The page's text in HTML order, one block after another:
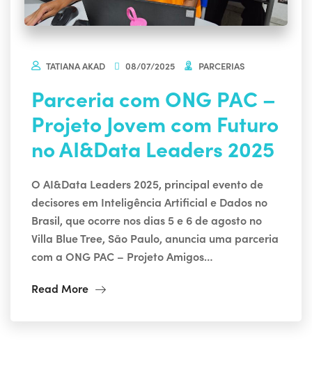
TATIANA AKAD 08/07/2025 PARCERIAS
Parceria com ONG PAC –
Projeto Jovem com Futuro
no AI&Data Leaders 2025
O AI&Data Leaders 2025, principal evento de
decisores em Inteligência Artificial e Dados no
Brasil, que ocorre nos dias 5 e 6 de agosto no
Villa Blue Tree, São Paulo, anuncia uma parceria
com a ONG PAC – Projeto Amigos…
Read More